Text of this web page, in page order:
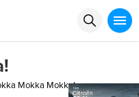
Mokka Mokka!